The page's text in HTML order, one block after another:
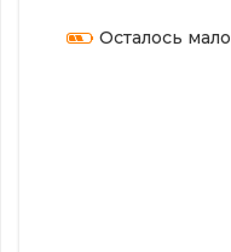
Осталось мало